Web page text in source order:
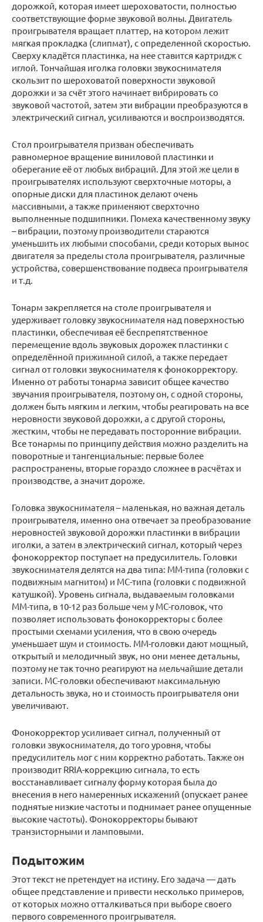
дорожкой, которая имеет шероховатости, полностью
соответствующие форме звуковой волны. Двигатель
проигрывателя вращает платтер, на котором лежит
мягкая прокладка (слипмат), с определенной скоростью.
Сверху кладётся пластинка, на нее ставится картридж с
иглой. Тончайшая иголка головки звукоснимателя
скользит по шероховатой поверхности звуковой
дорожки и за счёт этого начинает вибрировать со
звуковой частотой, затем эти вибрации преобразуются в
электрический сигнал, усиливаются и воспроизводятся.
Стол проигрывателя призван обеспечивать
равномерное вращение виниловой пластинки и
оберегание её от любых вибраций. Для этой же цели в
проигрывателях используют сверхточные моторы, а
опорные диски для пластинок делают очень
массивными, а также применяют сверхточно
выполненные подшипники. Помеха качественному звуку
– вибрации, поэтому производители стараются
уменьшить их любыми способами, среди которых вынос
двигателя за пределы стола проигрывателя, различные
устройства, совершенствование подвеса проигрывателя
и т.д.
Тонарм закрепляется на столе проигрывателя и
удерживает головку звукоснимателя над поверхностью
пластинки, обеспечивая её беспрепятственное
перемещение вдоль звуковых дорожек пластинки с
определённой прижимной силой, а также передает
сигнал от головки звукоснимателя к фонокорректору.
Именно от работы тонарма зависит общее качество
звучания проигрывателя, поэтому он, с одной стороны,
должен быть мягким и легким, чтобы реагировать на все
неровности звуковой дорожки, а с другой стороны,
жестким, чтобы не передавать посторонние вибрации.
Все тонармы по принципу действия можно разделить на
поворотные и тангенциальные: первые более
распространены, вторые гораздо сложнее в расчётах и
производстве, а значит дороже.
Головка звукоснимателя – маленькая, но важная деталь
проигрывателя, именно она отвечает за преобразование
неровностей звуковой дорожки пластинки в вибрации
иголки, а затем в электрический сигнал, который через
фонокорректор поступает на предусилитель. Головки
звукоснимателя делятся на два типа: MM-типа (головки с
подвижным магнитом) и MC-типа (головки с подвижной
катушкой). Уровень сигнала, выдаваемым головками
ММ-типа, в 10-12 раз больше чем у МС-головок, что
позволяет использовать фонокорректоры с более
простыми схемами усиления, что в свою очередь
уменьшает шум и стоимость. ММ-головки дают мощный,
открытый и мелодичный звук, но они менее детальны,
поэтому не так точно реагируют на мельчайшие детали
записи. МС-головки обеспечивают максимальную
детальность звука, но и стоимость проигрывателя они
увеличивают.
Фонокорректор усиливает сигнал, полученный от
головки звукоснимателя, до того уровня, чтобы
предусилитель мог с ним корректно работать. Также он
производит RRIA-коррекцию сигнала, то есть
восстанавливает сигналу форму которая была до
внесения в него намеренных искажений (опускает ранее
поднятые низкие частоты и поднимает ранее опущенные
высокие частоты). Фонокорректоры бывают
транзисторными и ламповыми.
Подытожим
Этот текст не претендует на истину. Его задача — дать
общее представление и привести несколько примеров,
от которых можно отталкиваться при выборе своего
первого современного проигрывателя.